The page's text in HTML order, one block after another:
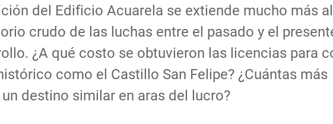
del Edificio Acuarela se extiende mucho más
crudo de las luchas entre el pasado y el
¿A qué costo se obtuvieron las licencias para
como el Castillo San Felipe? ¿Cuántas más
destino similar en aras del lucro?